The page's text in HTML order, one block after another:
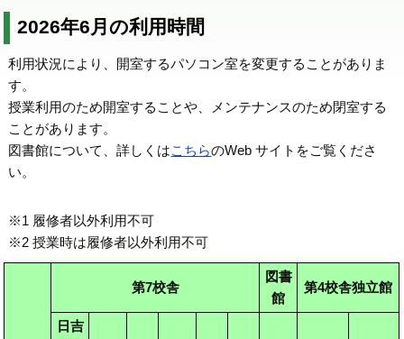
2026年6月の利用時間
利用状況により、開室するパソコン室を変更することがありま
す。
授業利用のため開室することや、メンテナンスのため閉室する
ことがあります。
図書館について、詳しくはこちらのWeb サイトをご覧くださ
い。
※1 履修者以外利用不可
※2 授業時は履修者以外利用不可
第7校舎
図書
館
第4校舎独立館
日吉